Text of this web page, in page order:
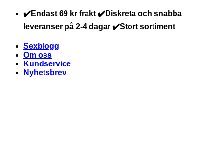
Skip
content
✔️Endast 69 kr frakt ✔️Diskreta och snabba
leveranser på 2-4 dagar ✔️Stort sortiment
Sexblogg
Om oss
Kundservice
Nyhetsbrev